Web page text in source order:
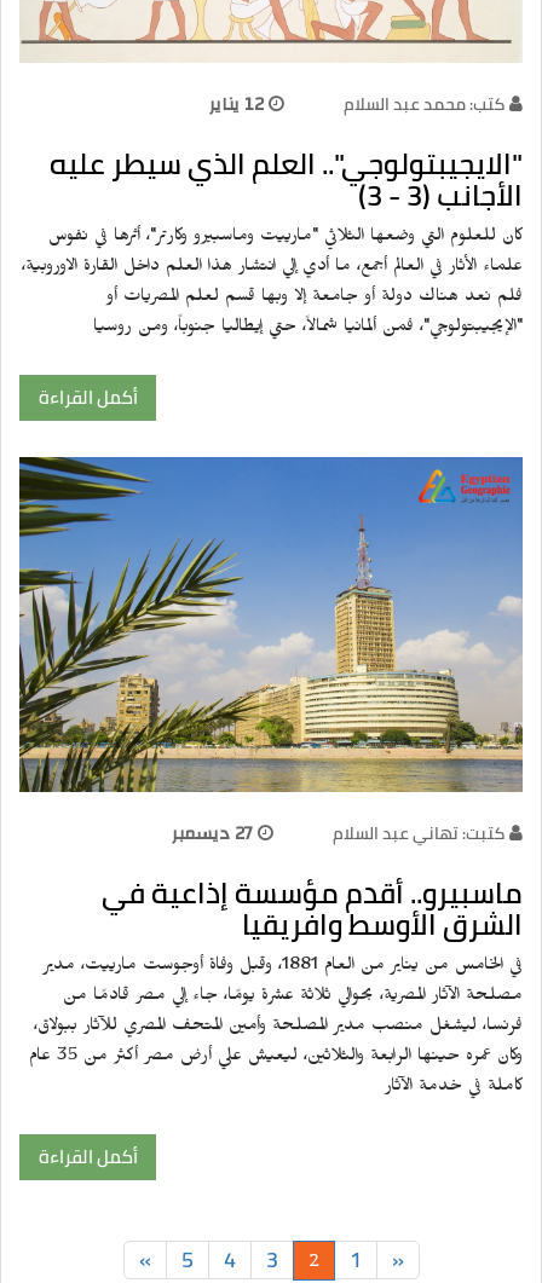
كتب: محمد عبد السلام
"الايجيبتولوجي".. العلم الذي سيطر عليه
الأجانب (3 - 3)
كان للعلوم التي وضعها الثلاثي "مارييت وماسبيرو وكارتر"، أثرها في نفوس
علماء الأثار في العالم أجمع، ما أدي إلي انتشار هذا العلم داخل القارة الاوروبية،
فلم نعد هناك دولة أو جامعة إلا وبها قسم لعلم المصريات أو
"الإيجيبتولوجي"، فمن ألمانيا شمالاً، حتي إيطاليا جنوباً، ومن روسيا
أكمل القراءة
كتبت: تهاني عبد السلام
ماسبيرو.. أقدم مؤسسة إذاعية في
الشرق الأوسط وافريقيا
في الخامس من يناير من العام 1881، وقبل وفاة أوجوست مارييت، مدير
مصلحة الآثار المصرية، بحوالي ثلاثة عشرة يومًا، جاء إلي مصر قادمًا من
فرنسا، ليشغل منصب مدير المصلحة وأمين المتحف المصري للآثار ببولاق،
وكان عمره حينها الرابعة والثلاثين، ليعيش علي أرض مصر أكثر من 35 عام
كاملة في خدمة الآثار
أكمل القراءة
«
1
2
3
4
5
»